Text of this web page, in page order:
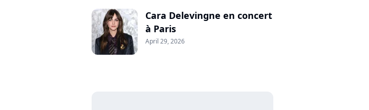
Cara Delevingne en concert
à Paris
April 29, 2026